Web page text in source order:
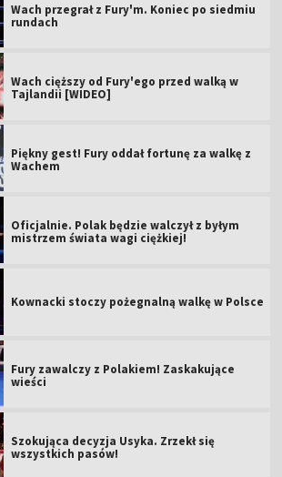
Wach przegrał z Fury'm. Koniec po siedmiu
rundach
Wach cięższy od Fury'ego przed walką w
Tajlandii [WIDEO]
Piękny gest! Fury oddał fortunę za walkę z
Wachem
Oficjalnie. Polak będzie walczył z byłym
mistrzem świata wagi ciężkiej!
Kownacki stoczy pożegnalną walkę w Polsce
Fury zawalczy z Polakiem! Zaskakujące
wieści
Szokująca decyzja Usyka. Zrzekł się
wszystkich pasów!